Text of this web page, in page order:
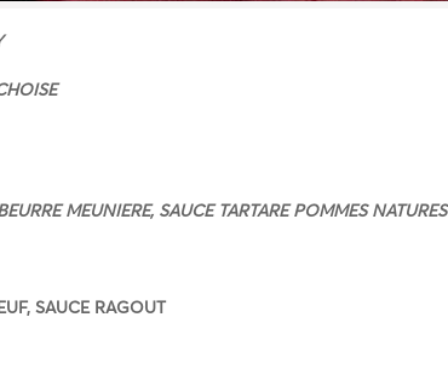
MEUNIERE, SAUCE TARTARE POMMES NATURES
SAUCE RAGOUT